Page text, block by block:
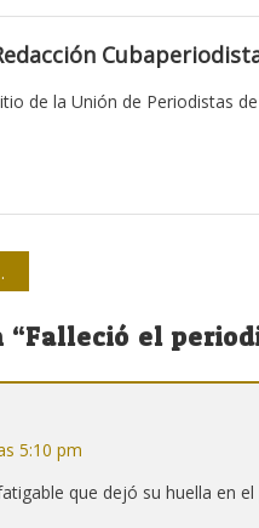
de la Unión de Periodistas
“Falleció el
5:10 pm
que dejó su huella en